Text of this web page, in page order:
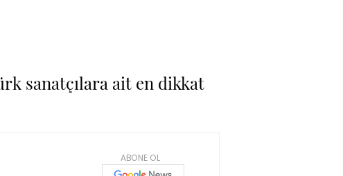
sanatçılara ait en dikkat
ABONE OL